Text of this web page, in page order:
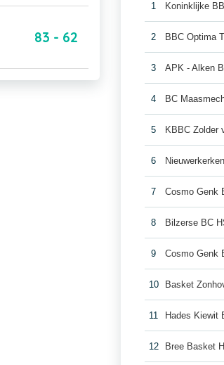
83 - 62
1 Koninklijke
2 BBC Optima
3 APK - Alken
4 BC
5 KBBC Zolder
6
7 Cosmo Genk
8 Bilzerse BC
9 Cosmo Genk
10 Basket
11 Hades Kiewit
12 Bree Basket